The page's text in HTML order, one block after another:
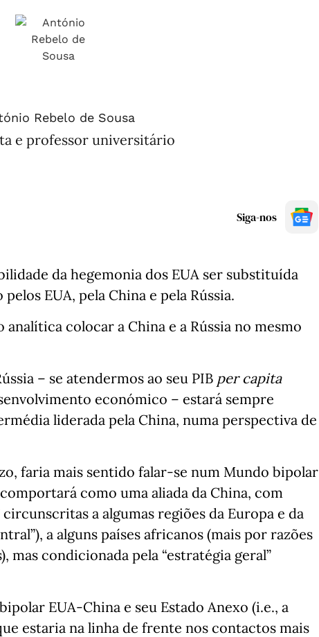
Rebelo de Sousa
e professor universitário
Siga-nos
da hegemonia dos EUA ser substituída
EUA, pela China e pela Rússia.
analítica colocar a China e a Rússia no mesmo
– se atendermos ao seu PIB per capita
económico – estará sempre
liderada pela China, numa perspectiva de
faria mais sentido falar-se num Mundo bipolar
como uma aliada da China, com
a algumas regiões da Europa e da
a alguns países africanos (mais por razões
condicionada pela “estratégia geral”
EUA-China e seu Estado Anexo (i.e., a
estaria na linha de frente nos contactos mais